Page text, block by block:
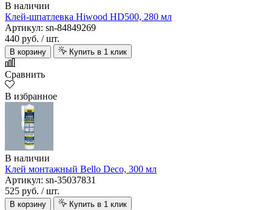
В наличии
Клей-шпатлевка Hiwood HD500, 280 мл
Артикул: sn-84849269
440 руб. / шт.
В корзину Купить в 1 клик
Сравнить
В избранное
В наличии
Клей монтажный Bello Deco, 300 мл
Артикул: sn-35037831
525 руб. / шт.
В корзину Купить в 1 клик